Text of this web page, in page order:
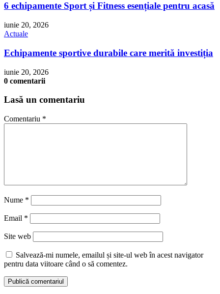
6 echipamente Sport și Fitness esențiale pentru acasă
iunie 20, 2026
Actuale
Echipamente sportive durabile care merită investiția
iunie 20, 2026
0 comentarii
Lasă un comentariu
Comentariu *
Nume *
Email *
Site web
Salvează-mi numele, emailul și site-ul web în acest navigator
pentru data viitoare când o să comentez.